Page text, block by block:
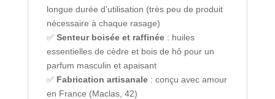
longue durée d’utilisation (très peu de produit
nécessaire à chaque rasage)
✅ Senteur boisée et raffinée: huiles
essentielles de cèdre et bois de hô pour un
parfum masculin et apaisant
✅ Fabrication artisanale: conçu avec amour
en France (Maclas, 42)